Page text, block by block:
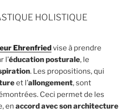
HOLISTIQUE
Ehrenfriedvise à prendre
l’éducation posturale, le
. Les propositions, qui
et l’allongement, sont
Ceci permet de les
en accord avec son architecture